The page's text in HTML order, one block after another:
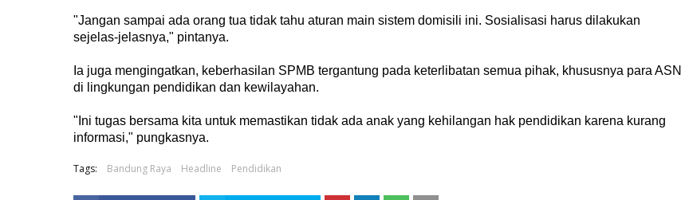
"Jangan sampai ada orang tua tidak tahu aturan main sistem domisili ini. Sosialisasi harus dilakukan
sejelas-jelasnya," pintanya.
Ia juga mengingatkan, keberhasilan SPMB tergantung pada keterlibatan semua pihak, khususnya para ASN
di lingkungan pendidikan dan kewilayahan.
"Ini tugas bersama kita untuk memastikan tidak ada anak yang kehilangan hak pendidikan karena kurang
informasi," pungkasnya.
Tags: Bandung Raya Headline Pendidikan